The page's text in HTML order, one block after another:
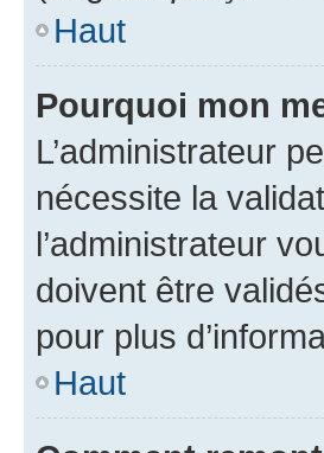
Haut
Pourquoi mon
L’administrateur
nécessite la
l’administrateur
doivent être
pour plus
Haut